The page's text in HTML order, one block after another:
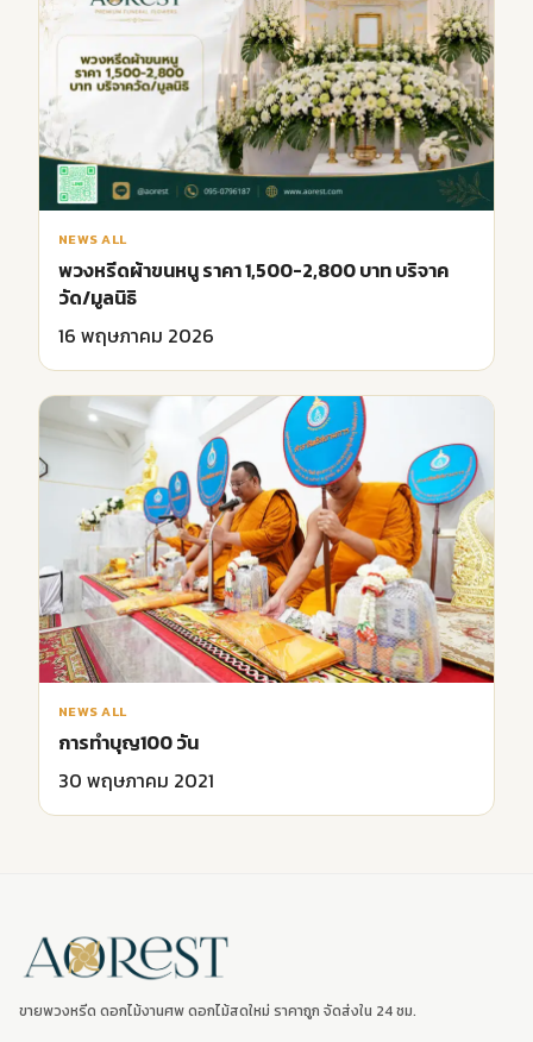
NEWS ALL
พวงหรีดผ้าขนหนู ราคา 1,500-2,800 บาท บริจาค
วัด/มูลนิธิ
16 พฤษภาคม 2026
NEWS ALL
การทำบุญ100 วัน
30 พฤษภาคม 2021
ขายพวงหรีด ดอกไม้งานศพ ดอกไม้สดใหม่ ราคาถูก จัดส่งใน 24 ชม.